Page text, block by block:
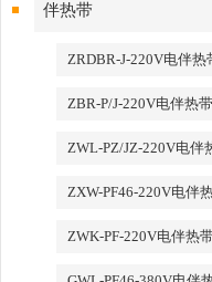
伴热带
ZRDBR-J-220V电伴热
ZBR-P/J-220V电伴热带
ZWL-PZ/JZ-220V电伴
ZXW-PF46-220V电伴
ZWK-PF-220V电伴热